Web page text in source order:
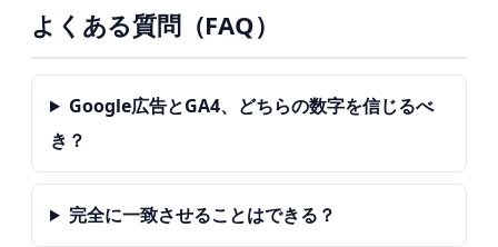
よくある質問（FAQ）
Google広告とGA4、どちらの数字を信じるべ
き？
完全に一致させることはできる？